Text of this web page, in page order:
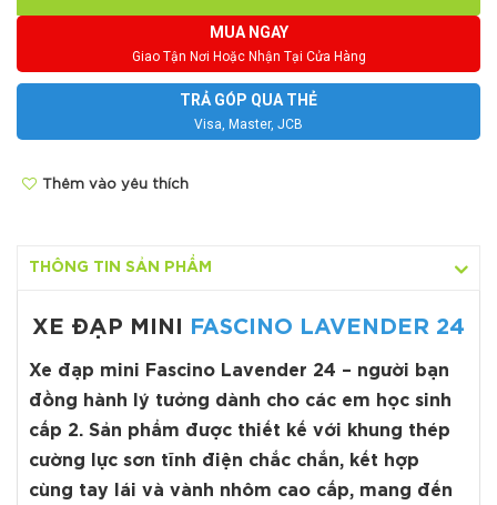
MUA NGAY
Giao Tận Nơi Hoặc Nhận Tại Cửa Hàng
TRẢ GÓP QUA THẺ
Visa, Master, JCB
Thêm vào yêu thích
THÔNG TIN SẢN PHẨM
XE ĐẠP MINI FASCINO LAVENDER 24
Xe đạp mini Fascino Lavender 24 – người bạn
đồng hành lý tưởng dành cho các em học sinh
cấp 2. Sản phẩm được thiết kế với khung thép
cường lực sơn tĩnh điện chắc chắn, kết hợp
cùng tay lái và vành nhôm cao cấp, mang đến